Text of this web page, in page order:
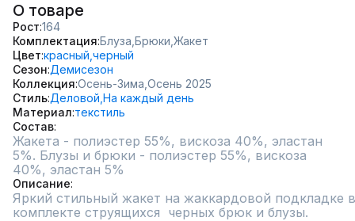
О товаре
Рост 164
Комплектация Блуза, Брюки, Жакет
Цвет красный, черный
Сезон Демисезон
Коллекция Осень-Зима, Осень 2025
Стиль Деловой, На каждый день
Материал текстиль
Состав
Жакета - полиэстер 55%, вискоза 40%, эластан
5%. Блузы и брюки - полиэстер 55%, вискоза
40%, эластан 5%
Описание
Яркий стильный жакет на жаккардовой подкладке в
комплекте струящихся  черных брюк и блузы.